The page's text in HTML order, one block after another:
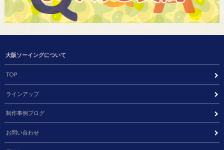
大阪ソーイングについて
TOP
ラインアップ
制作事例ブログ
お問い合わせ